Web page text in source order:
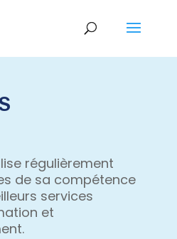
régulièrement
de sa compétence
services
et